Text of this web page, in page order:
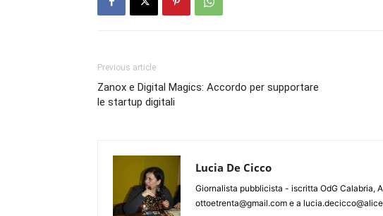
Previous article
Zanox e Digital Magics: Accordo per supportare
le startup digitali
Lucia De Cicco
Giornalista pubblicista - iscritta OdG Calabria,
ottoetrenta@gmail.com e a